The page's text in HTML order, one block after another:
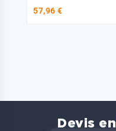
57,96 €
Devis en